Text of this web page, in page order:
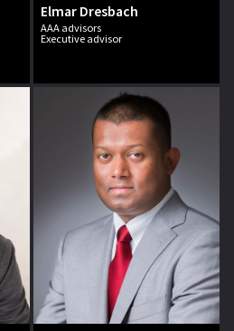
Elmar Dresbach
AAA advisors
Executive advisor